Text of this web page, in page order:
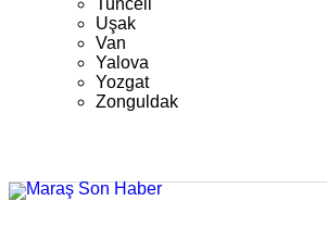
Tunceli
Uşak
Van
Yalova
Yozgat
Zonguldak